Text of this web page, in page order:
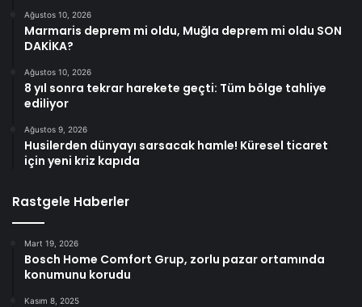
Ağustos 10, 2026
Marmaris deprem mi oldu, Muğla deprem mi oldu SON
DAKİKA?
Ağustos 10, 2026
8 yıl sonra tekrar harekete geçti: Tüm bölge tahliye
ediliyor
Ağustos 9, 2026
Husilerden dünyayı sarsacak hamle! Küresel ticaret
için yeni kriz kapıda
Rastgele Haberler
Mart 19, 2026
Bosch Home Comfort Grup, zorlu pazar ortamında
konumunu korudu
Kasım 8, 2025